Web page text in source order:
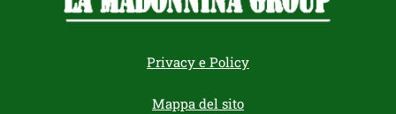
Privacy e Policy
Mappa del sito